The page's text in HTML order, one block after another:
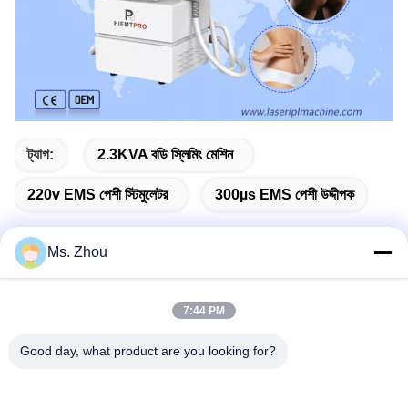
ট্যাগ: 2.3KVA বডি স্লিমিং মেশিন
220v EMS পেশী স্টিমুলেটর 300µs EMS পেশী উদ্দীপক
ঠিকানা
Ms. Zhou
7:44 PM
Good day, what product are you looking for?